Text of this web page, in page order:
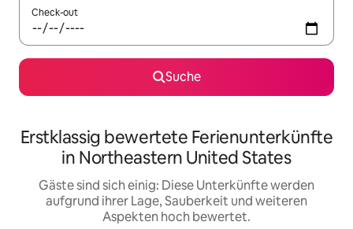
Check-out
Suche
Erstklassig bewertete Ferienunterkünfte
in Northeastern United States
Gäste sind sich einig: Diese Unterkünfte werden
aufgrund ihrer Lage, Sauberkeit und weiteren
Aspekten hoch bewertet.